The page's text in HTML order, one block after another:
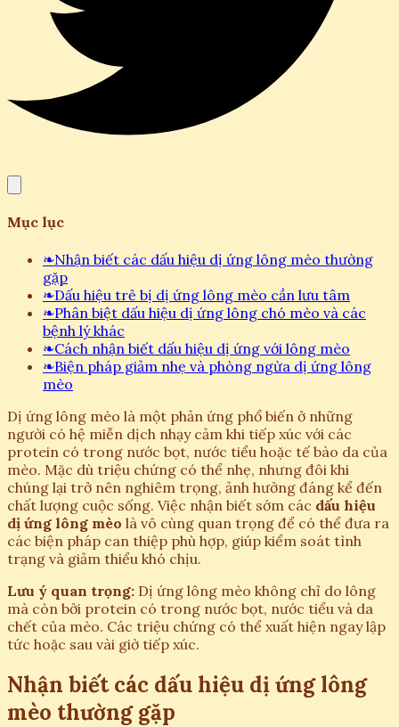
Mục lục
❧Nhận biết các dấu hiệu dị ứng lông mèo thường
gặp
❧Dấu hiệu trẻ bị dị ứng lông mèo cần lưu tâm
❧Phân biệt dấu hiệu dị ứng lông chó mèo và các
bệnh lý khác
❧Cách nhận biết dấu hiệu dị ứng với lông mèo
❧Biện pháp giảm nhẹ và phòng ngừa dị ứng lông
mèo
Dị ứng lông mèo là một phản ứng phổ biến ở những
người có hệ miễn dịch nhạy cảm khi tiếp xúc với các
protein có trong nước bọt, nước tiểu hoặc tế bào da của
mèo. Mặc dù triệu chứng có thể nhẹ, nhưng đôi khi
chúng lại trở nên nghiêm trọng, ảnh hưởng đáng kể đến
chất lượng cuộc sống. Việc nhận biết sớm các dấu hiệu
dị ứng lông mèo là vô cùng quan trọng để có thể đưa ra
các biện pháp can thiệp phù hợp, giúp kiểm soát tình
trạng và giảm thiểu khó chịu.
Lưu ý quan trọng: Dị ứng lông mèo không chỉ do lông
mà còn bởi protein có trong nước bọt, nước tiểu và da
chết của mèo. Các triệu chứng có thể xuất hiện ngay lập
tức hoặc sau vài giờ tiếp xúc.
Nhận biết các dấu hiệu dị ứng lông
mèo thường gặp